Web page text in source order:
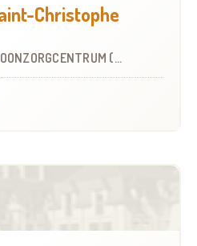
Christophe
(WZC)